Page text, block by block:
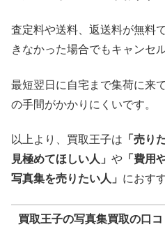
査定料や送料、返送料が無料
きなかった場合でもキャンセ
最短翌日に自宅まで集荷に来
の手間がかかりにくいです。
以上より、買取王子は 「売り
見極めてほしい人」 や 「費用
写真集を売りたい人」 におす
買取王子の写真集買取の口コ